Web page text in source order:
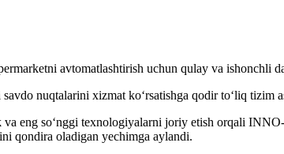
avtomatlashtirish uchun qulay va ishonchli
nuqtalarini xizmat ko‘rsatishga qodir to‘liq tizim
eng so‘nggi texnologiyalarni joriy etish orqali
qondira oladigan yechimga aylandi.